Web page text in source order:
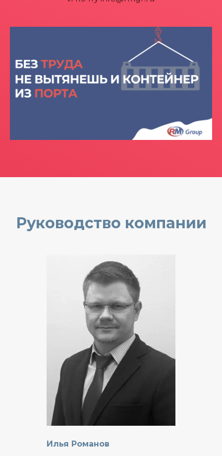
Руководство компании
Илья Романов